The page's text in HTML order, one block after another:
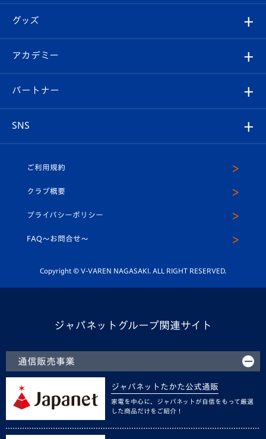
チケット
イベント
メディア
ホームタウン
スタッフプロフィール
マスコット紹介
平和祈念活動
ホームタウン活動
はじめての観戦ガイド
Revive Team
ヴィヴィくんの長崎おもてなしガイド
フォトギャラリー
スタジアムグルメ
チケット
V-LOVERS（ファンクラブ）
プレイヤーズスイート
グッズ
オンラインショップ
店舗情報
アカデミー
育成からのお知らせ
U-18
スクール
パートナー
SNS
ヴィヴィくんインスタグラム
公式LINE＠
ご利用規約
クラブ概要
プライバシーポリシー
FAQ〜お問合せ〜
Copyright © V-VAREN NAGASAKI. ALL RIGHT RESERVED.
ジャパネットグループ関連サイト
通信販売事業
ジャパネットたかた公式通販
家電を中心に、ジャパネットが自信をもって厳選
した商品だけをご紹介！